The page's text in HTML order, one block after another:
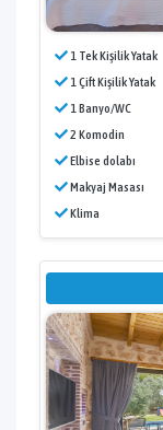
1 Tek Kişilik Yatak
1 Çift Kişilik Yatak
1 Banyo/WC
2 Komodin
Elbise dolabı
Makyaj Masası
Klima